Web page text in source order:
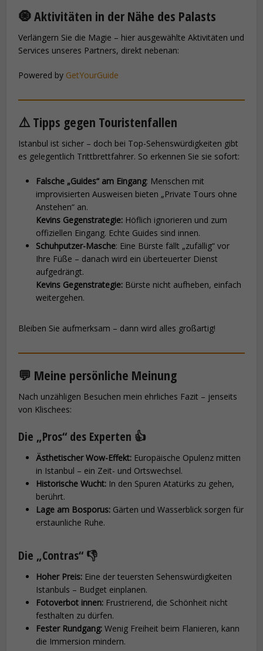
🧿 Aktivitäten in der Nähe des Palasts
Verlängern Sie die Magie – hier ausgewählte Aktivitäten und
Services unseres Partners, direkt nebenan:
Powered by GetYourGuide
⚠️ Tipps gegen Touristenfallen
Istanbul ist sicher – doch bei Top-Sehenswürdigkeiten gibt
es gelegentlich Trittbrettfahrer. So erkennen Sie sie sofort:
Falsche „Guides“ am Eingang: Menschen mit
improvisierten Ausweisen bieten „Private Tours ohne
Anstehen“ an.
Kevins Gegenstrategie: Höflich ignorieren und zum
offiziellen Eingang. Echte Guides sind innen.
Schuhputzer-Masche: Eine Bürste fällt „zufällig“ vor
Ihre Füße – danach wird ein überteuerter Dienst
aufgedrängt.
Kevins Gegenstrategie: Bürste nicht aufheben, einfach
weitergehen.
Bleiben Sie aufmerksam – dann wird alles großartig!
💬 Meine persönliche Meinung
Nach unzähligen Besuchen mein ehrliches Fazit – jenseits
von Klischees:
Die „Pros“ des Experten 👍
Ästhetischer Wow-Effekt: Europäische Opulenz mitten
in Istanbul – ein Zeit- und Ortswechsel.
Historische Wucht: In den Spuren Atatürks zu gehen,
berührt.
Lage am Bosporus: Gärten und Wasserblick sorgen für
erstaunliche Ruhe.
Die „Contras“ 👎
Hoher Preis: Eine der teuersten Sehenswürdigkeiten
Istanbuls – Budget einplanen.
Fotoverbot innen: Frustrierend, die Schönheit nicht
festhalten zu dürfen.
Fester Rundgang: Wenig Freiheit beim Flanieren, kann
die Immersion mindern.